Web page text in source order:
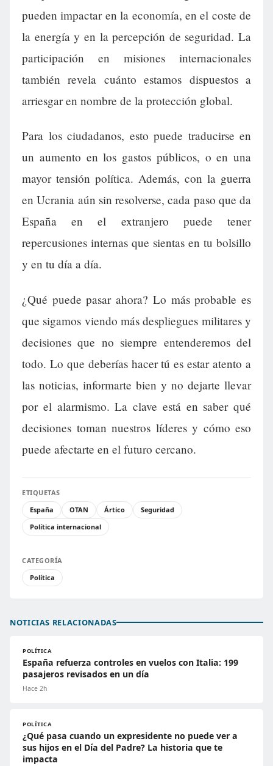
pueden impactar en la economía, en el coste de
la energía y en la percepción de seguridad. La
participación en misiones internacionales
también revela cuánto estamos dispuestos a
arriesgar en nombre de la protección global.
Para los ciudadanos, esto puede traducirse en
un aumento en los gastos públicos, o en una
mayor tensión política. Además, con la guerra
en Ucrania aún sin resolverse, cada paso que da
España en el extranjero puede tener
repercusiones internas que sientas en tu bolsillo
y en tu día a día.
¿Qué puede pasar ahora? Lo más probable es
que sigamos viendo más despliegues militares y
decisiones que no siempre entenderemos del
todo. Lo que deberías hacer tú es estar atento a
las noticias, informarte bien y no dejarte llevar
por el alarmismo. La clave está en saber qué
decisiones toman nuestros líderes y cómo eso
puede afectarte en el futuro cercano.
ETIQUETAS
España
OTAN Ártico
Seguridad
Política internacional
CATEGORÍA
Política
NOTICIAS RELACIONADAS
POLÍTICA
España refuerza controles en vuelos con Italia: 199
pasajeros revisados en un día
Hace 2h
POLÍTICA
¿Qué pasa cuando un expresidente no puede ver a
sus hijos en el Día del Padre? La historia que te
impacta